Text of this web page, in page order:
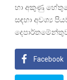
හා අකුණු
සඳහා අවශ්‍ය
Facebook